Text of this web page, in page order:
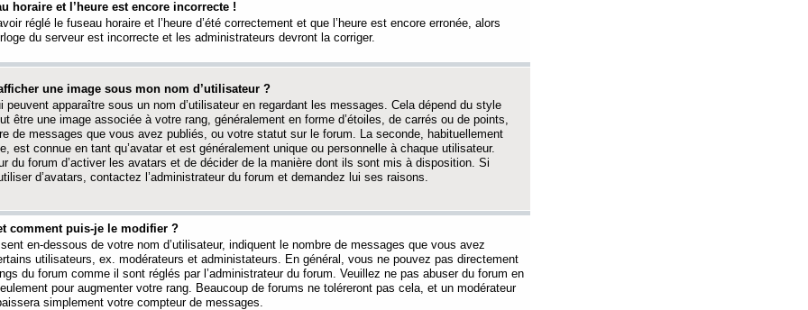
horaire et l’heure est encore incorrecte !
réglé le fuseau horaire et l’heure d’été correctement et que l’heure est encore erronée, alors
du serveur est incorrecte et les administrateurs devront la corriger.
une image sous mon nom d’utilisateur ?
peuvent apparaître sous un nom d’utilisateur en regardant les messages. Cela dépend du style
être une image associée à votre rang, généralement en forme d’étoiles, de carrés ou de points,
de messages que vous avez publiés, ou votre statut sur le forum. La seconde, habituellement
est connue en tant qu’avatar et est généralement unique ou personnelle à chaque utilisateur.
du forum d’activer les avatars et de décider de la manière dont ils sont mis à disposition. Si
d’avatars, contactez l’administrateur du forum et demandez lui ses raisons.
comment puis-je le modifier ?
en-dessous de votre nom d’utilisateur, indiquent le nombre de messages que vous avez
utilisateurs, ex. modérateurs et administateurs. En général, vous ne pouvez pas directement
du forum comme il sont réglés par l’administrateur du forum. Veuillez ne pas abuser du forum en
pour augmenter votre rang. Beaucoup de forums ne toléreront pas cela, et un modérateur
simplement votre compteur de messages.